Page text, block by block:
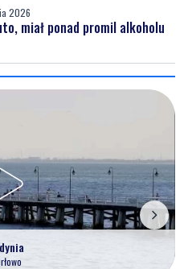
2026
miał ponad promil alkoholu